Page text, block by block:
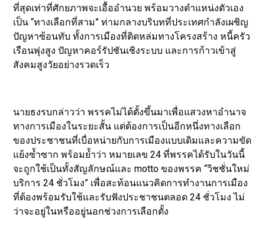
ที่สุดเท่าที่ศักยภาพจะเอื้ออำนวย พร้อมวางตำแหน่งตัวเอง
เป็น “ทางเลือกที่สาม” ท่ามกลางบริบทที่ประเทศกำลังเผชิญ
ปัญหาซ้อนทับ ทั้งการเมืองที่ติดหล่มทางโครงสร้าง หนี้ครัว
เรือนพุ่งสูง ปัญหาคอร์รัปชันเชิงระบบ และการก้าวเข้าสู่
สังคมสูงวัยอย่างรวดเร็ว
นายธงรบกล่าวว่า พรรคไม่ได้ตั้งขึ้นมาเพื่อแสวงหาอำนาจ
ทางการเมืองในระยะสั้น แต่ต้องการเป็นอีกหนึ่งทางเลือก
ของประชาชนที่เบื่อหน่ายกับการเมืองแบบเดิมและความขัด
แย้งซ้ำซาก พร้อมย้ำว่า หมายเลข 24 ที่พรรคได้รับในวันนี้
จะถูกใช้เป็นทั้งสัญลักษณ์และ motto ของพรรค “วิชชั่นใหม่
บริการ 24 ชั่วโมง” เพื่อสะท้อนแนวคิดการทำงานการเมือง
ที่ต้องพร้อมรับใช้และรับฟังประชาชนตลอด 24 ชั่วโมง ไม่
ว่าจะอยู่ในหรืออยู่นอกช่วงการเลือกตั้ง